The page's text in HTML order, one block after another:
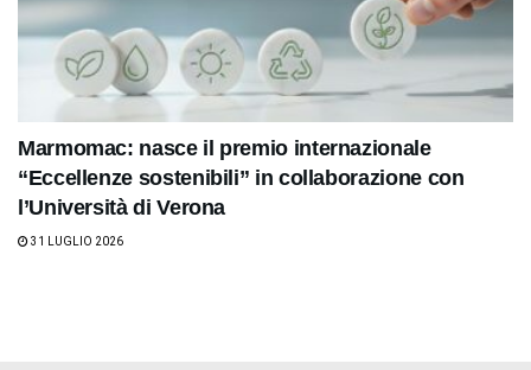
Marmomac: nasce il premio internazionale
“Eccellenze sostenibili” in collaborazione con
l’Università di Verona
31 LUGLIO 2026